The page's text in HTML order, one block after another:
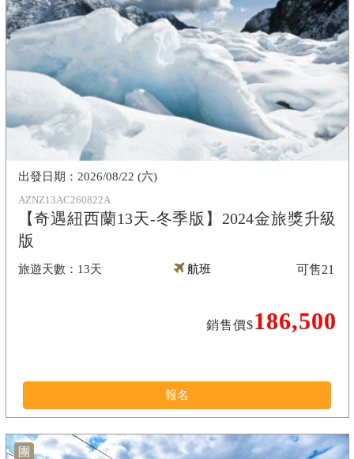
AZNZ13AC260822A
【奇遇紐西蘭13天-冬季版】2024金旅獎升級
版
13天
2026/08/22 (六)
航班
銷售價$186,500
可售21
報名
團